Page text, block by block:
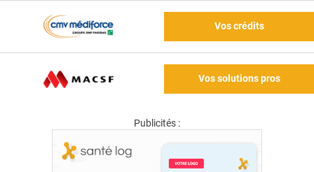
Vos crédits
Vos solutions pros
Publicités :